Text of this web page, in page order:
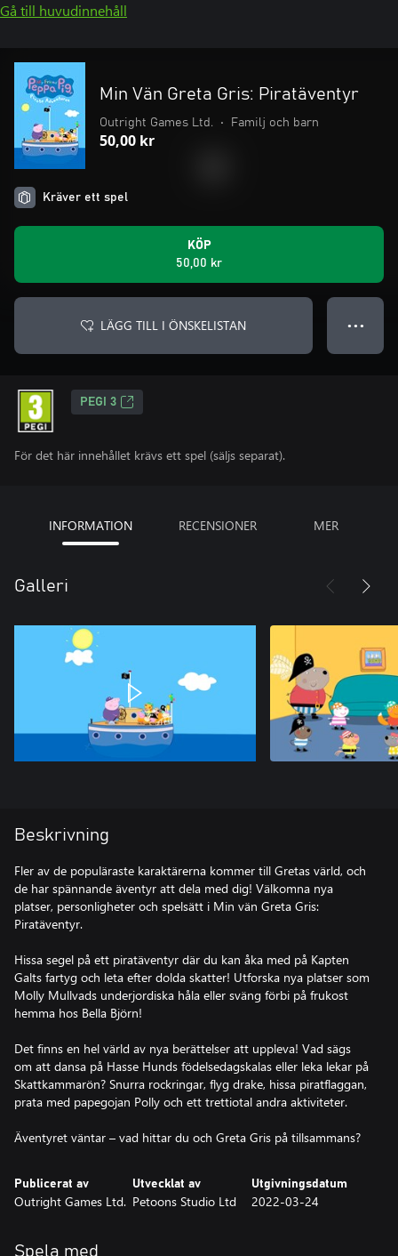
Gå till huvudinnehåll
Min Vän Greta Gris: Piratäventyr
Outright Games Ltd. • Familj och barn
50,00 kr
Kräver ett spel
KÖP
50,00 kr
LÄGG TILL I ÖNSKELISTAN ● ● ●
PEGI 3
För det här innehållet krävs ett spel (säljs separat).
INFORMATION RECENSIONER MER
Galleri
Beskrivning
Fler av de populäraste karaktärerna kommer till Gretas värld, och
de har spännande äventyr att dela med dig! Välkomna nya
platser, personligheter och spelsätt i Min vän Greta Gris:
Piratäventyr.
Hissa segel på ett piratäventyr där du kan åka med på Kapten
Galts fartyg och leta efter dolda skatter! Utforska nya platser som
Molly Mullvads underjordiska håla eller sväng förbi på frukost
hemma hos Bella Björn!
Det finns en hel värld av nya berättelser att uppleva! Vad sägs
om att dansa på Hasse Hunds födelsedagskalas eller leka lekar på
Skattkammarön? Snurra rockringar, flyg drake, hissa piratflaggan,
prata med papegojan Polly och ett trettiotal andra aktiviteter.
Äventyret väntar – vad hittar du och Greta Gris på tillsammans?
Publicerat av
Outright Games Ltd.
Utvecklat av
Petoons Studio Ltd
Utgivningsdatum
2022-03-24
Spela med